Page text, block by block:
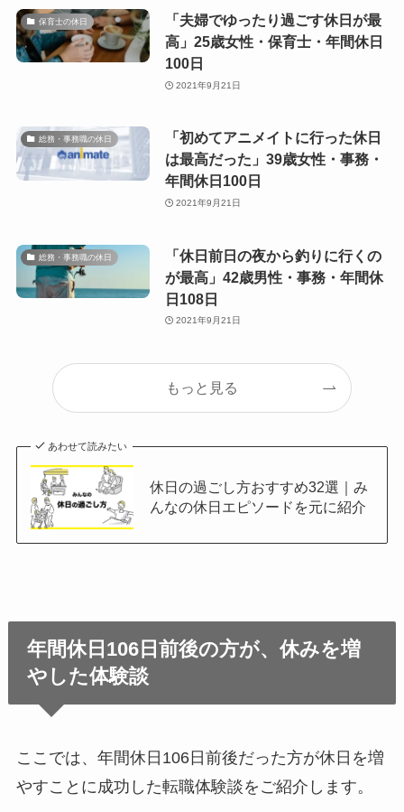
保育士の休日
「夫婦でゆったり過ごす休日が最
高」25歳女性・保育士・年間休日
100日
2021年9月21日
総務・事務職の休日
「初めてアニメイトに行った休日
は最高だった」39歳女性・事務・
年間休日100日
2021年9月21日
総務・事務職の休日
「休日前日の夜から釣りに行くの
が最高」42歳男性・事務・年間休
日108日
2021年9月21日
もっと見る
あわせて読みたい
休日の過ごし方おすすめ32選｜み
んなの休日エピソードを元に紹介
年間休日106日前後の方が、休みを増
やした体験談
ここでは、年間休日106日前後だった方が休日を増
やすことに成功した転職体験談をご紹介します。